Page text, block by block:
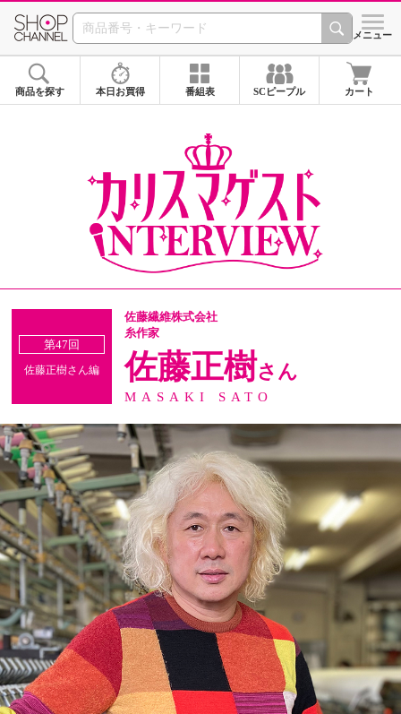
SHOP CHANNEL シメニュー
商品を探す 本日お買得 番組表 SCピープル カート
第47回
佐藤正樹さん編
佐藤繊維株式会社
糸作家
佐藤正樹さん
MASAKI SATO